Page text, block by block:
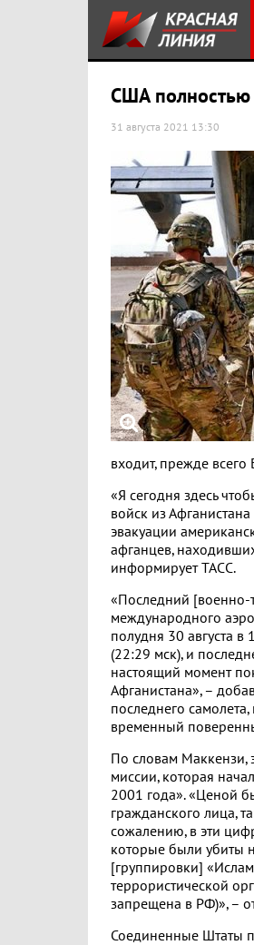
США полностью
31 августа 2021 13:30
входит, прежде
«Я сегодня здесь
войск из
эвакуации
афганцев,
информирует ТАСС.
«Последний [военно-
международного
полудня 30 августа
(22:29 мск), и
настоящий момент
Афганистана», –
последнего
временный
По словам Маккензи,
миссии, которая
2001 года». «Ценой
гражданского лица,
сожалению, в эти
которые были убиты
[группировки]
террористической
запрещена в РФ)», –
Соединенные Штаты